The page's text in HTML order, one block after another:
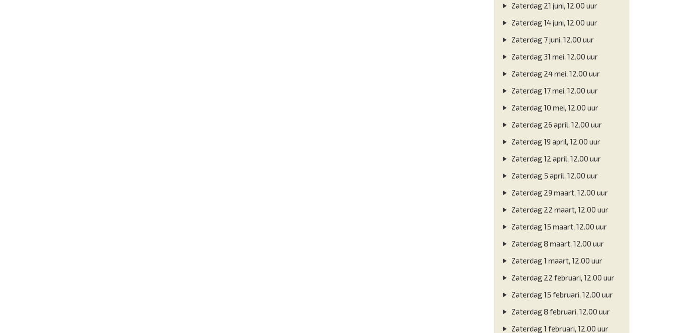
Zaterdag 21 juni, 12.00 uur
Zaterdag 14 juni, 12.00 uur
Zaterdag 7 juni, 12.00 uur
Zaterdag 31 mei, 12.00 uur
Zaterdag 24 mei, 12.00 uur
Zaterdag 17 mei, 12.00 uur
Zaterdag 10 mei, 12.00 uur
Zaterdag 26 april, 12.00 uur
Zaterdag 19 april, 12.00 uur
Zaterdag 12 april, 12.00 uur
Zaterdag 5 april, 12.00 uur
Zaterdag 29 maart, 12.00 uur
Zaterdag 22 maart, 12.00 uur
Zaterdag 15 maart, 12.00 uur
Zaterdag 8 maart, 12.00 uur
Zaterdag 1 maart, 12.00 uur
Zaterdag 22 februari, 12.00 uur
Zaterdag 15 februari, 12.00 uur
Zaterdag 8 februari, 12.00 uur
Zaterdag 1 februari, 12.00 uur